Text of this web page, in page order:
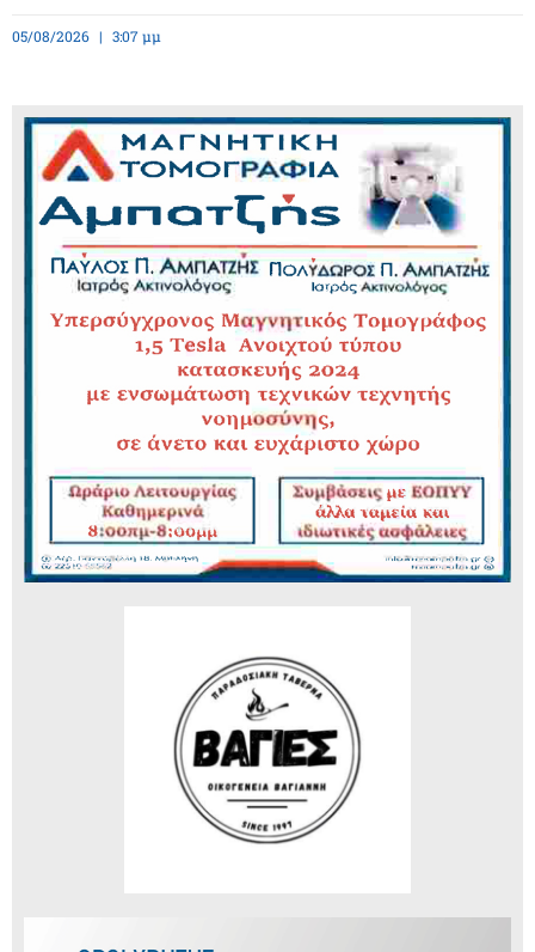
05/08/2026 3:07 μμ